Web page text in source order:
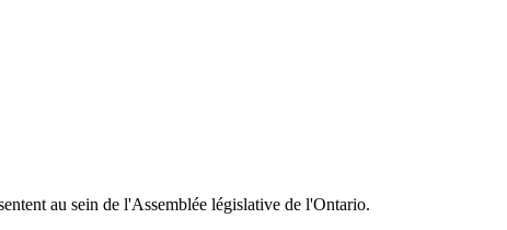
au sein de l'Assemblée législative de l'Ontario.